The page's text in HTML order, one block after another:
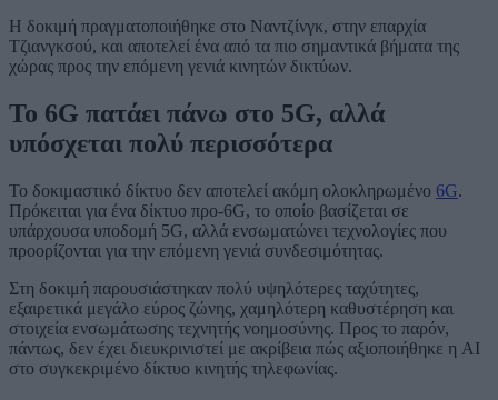
Η δοκιμή πραγματοποιήθηκε στο Ναντζίνγκ, στην επαρχία
Τζιανγκσού, και αποτελεί ένα από τα πιο σημαντικά βήματα της
χώρας προς την επόμενη γενιά κινητών δικτύων.
Το 6G πατάει πάνω στο 5G, αλλά
υπόσχεται πολύ περισσότερα
Το δοκιμαστικό δίκτυο δεν αποτελεί ακόμη ολοκληρωμένο 6G.
Πρόκειται για ένα δίκτυο προ-6G, το οποίο βασίζεται σε
υπάρχουσα υποδομή 5G, αλλά ενσωματώνει τεχνολογίες που
προορίζονται για την επόμενη γενιά συνδεσιμότητας.
Στη δοκιμή παρουσιάστηκαν πολύ υψηλότερες ταχύτητες,
εξαιρετικά μεγάλο εύρος ζώνης, χαμηλότερη καθυστέρηση και
στοιχεία ενσωμάτωσης τεχνητής νοημοσύνης. Προς το παρόν,
πάντως, δεν έχει διευκρινιστεί με ακρίβεια πώς αξιοποιήθηκε η AI
στο συγκεκριμένο δίκτυο κινητής τηλεφωνίας.